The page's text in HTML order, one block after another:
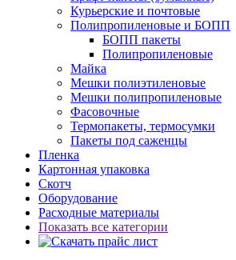
Курьерские и почтовые
Полипропиленовые и БОПП
БОПП пакеты
Полипропиленовые
Майка
Мешки полиэтиленовые
Мешки полипропиленовые
Фасовочные
Термопакеты, термосумки
Пакеты под саженцы
Пленка
Картонная упаковка
Скотч
Оборудование
Расходные материалы
Показать все категории